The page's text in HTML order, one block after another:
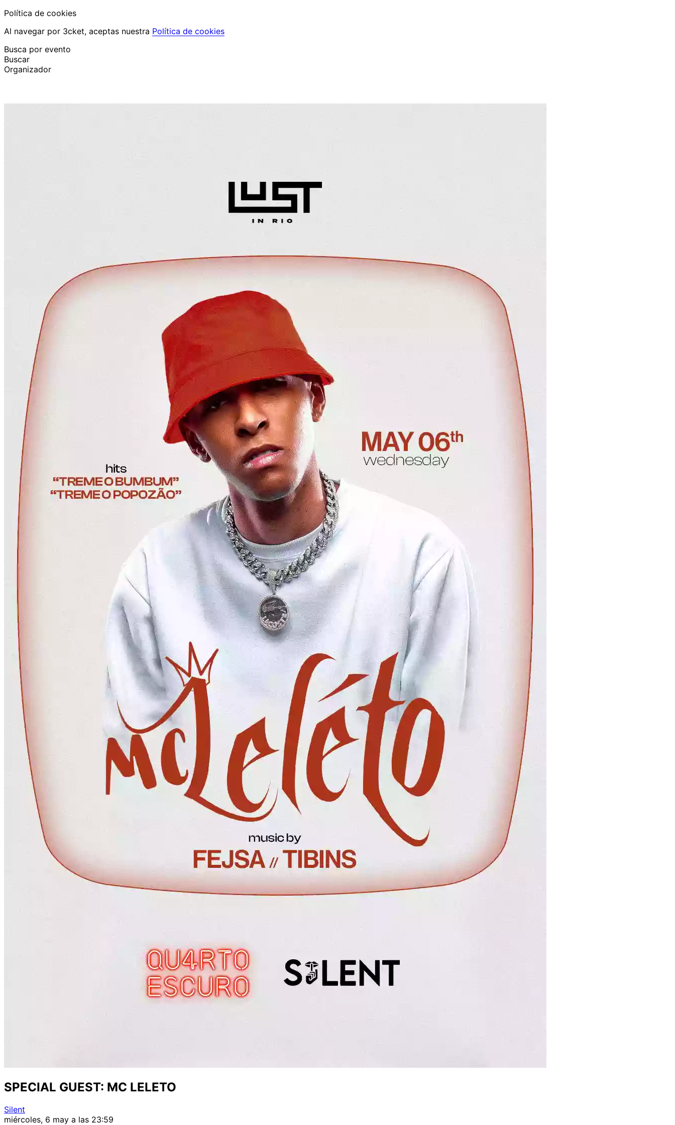
Política de cookies
Al navegar por 3cket, aceptas nuestra Política de cookies
Busca por evento
Buscar
Organizador
Español
Ayuda al participante
He perdido mi entrada
Promover evento
SPECIAL GUEST: MC LELETO
Silent
miércoles, 6 may a las 23:59